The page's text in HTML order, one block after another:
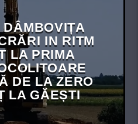
IN RITM
LA PRIMA
DE LA ZERO
LA GĂEȘTI